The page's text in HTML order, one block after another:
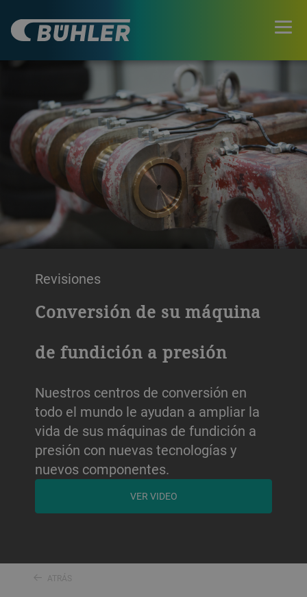
Revisiones
Conversión de su máquina
de fundición a presión
Nuestros centros de conversión en
todo el mundo le ayudan a ampliar la
vida de sus máquinas de fundición a
presión con nuevas tecnologías y
nuevos componentes.
VER VIDEO
ATRÁS